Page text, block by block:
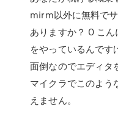
mirm以外に無料で
ありますか？ 0 こ
をやっているんです
面倒なのでエディタ
マイクラでこのよう
えません。